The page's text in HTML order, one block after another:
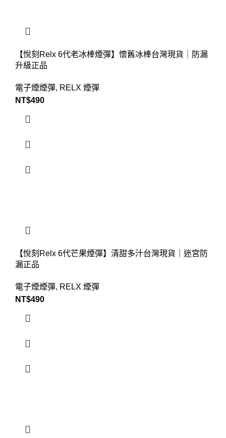
【悅刻Relx 6代老冰棒煙彈】懷舊冰棒台灣現貨｜防漏
升級正品
電子煙煙彈, RELX 煙彈
NT$490
【悅刻Relx 6代芒果煙彈】清甜多汁台灣現貨｜迷宮防
漏正品
電子煙煙彈, RELX 煙彈
NT$490